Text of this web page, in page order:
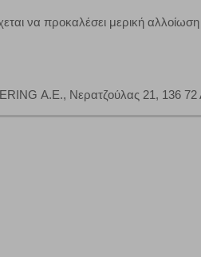
να προκαλέσει μερική αλλοίωση
Α.Ε., Νερατζούλας 21, 136